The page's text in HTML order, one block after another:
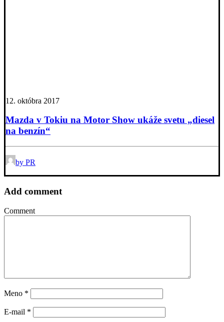
12. októbra 2017
Mazda v Tokiu na Motor Show ukáže svetu „diesel
na benzín“
by PR
Add comment
Comment
Meno *
E-mail *